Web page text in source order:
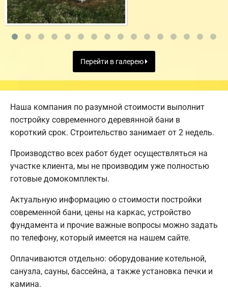
Перейти в галерею
Наша компания по разумной стоимости выполнит
постройку современного деревянной бани в
короткий срок. Строительство занимает от 2 недель.
Производство всех работ будет осуществляться на
участке клиента, мы не производим уже полностью
готовые домокомплекты.
Актуальную информацию о стоимости постройки
современной бани, цены на каркас, устройство
фундамента и прочие важные вопросы можно задать
по телефону, который имеется на нашем сайте.
Оплачиваются отдельно: оборудование котельной,
санузла, сауны, бассейна, а также установка печки и
камина.